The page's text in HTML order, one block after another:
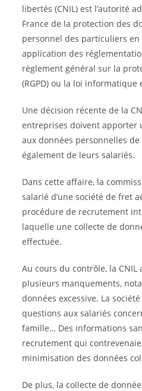
libertés (CNIL) est l’autorité
France de la protection des
personnel des particuliers en
application des
règlement général sur la
(RGPD) ou la loi informatique
Une décision récente de la
entreprises doivent
aux données personnelles
également de leurs salariés.
Dans cette affaire, la
salarié d’une société de fret
procédure de recrutement
laquelle une collecte de
effectuée.
Au cours du contrôle, la CNIL
plusieurs manquements,
données excessive. La
questions aux salariés
famille… Des informations
recrutement qui
minimisation des données
De plus, la collecte de